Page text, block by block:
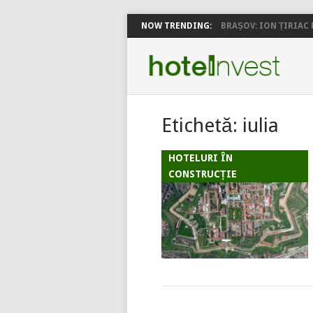
NOW TRENDING: BRAȘOV: ION ȚIRIAC
Etichetă: iulia
HOTELURI ÎN
CONSTRUCȚIE